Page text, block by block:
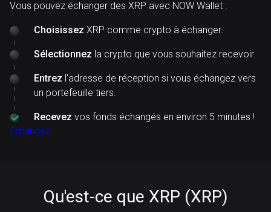
Vous pouvez échanger des XRP avec NOW Wallet :
Choisissez XRP comme crypto à échanger.
Sélectionnez la crypto que vous souhaitez recevoir.
Entrez l'adresse de réception si vous échangez vers
un portefeuille tiers.
Recevez vos fonds échangés en environ 5 minutes !
Échangez
Qu'est-ce que XRP (XRP)